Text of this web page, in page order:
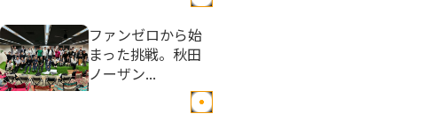
ファンゼロから始
まった挑戦。秋田
ノーザン...